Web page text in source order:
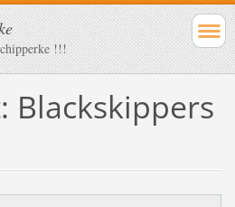
!!!
Blackskippers